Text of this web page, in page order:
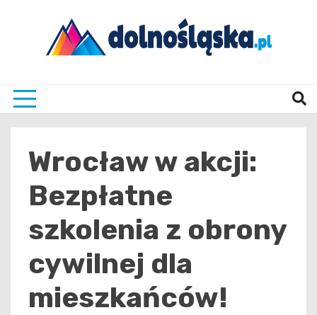
Wrocław w akcji:
Bezpłatne
szkolenia z obrony
cywilnej dla
mieszkańców!